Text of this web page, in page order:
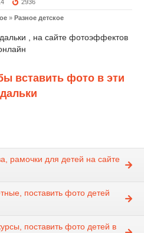
2936
» Разное детское
, на сайте фотоэффектов
вставить фото в эти
рамочки для детей на сайте
поставить фото детей
поставить фото детей в